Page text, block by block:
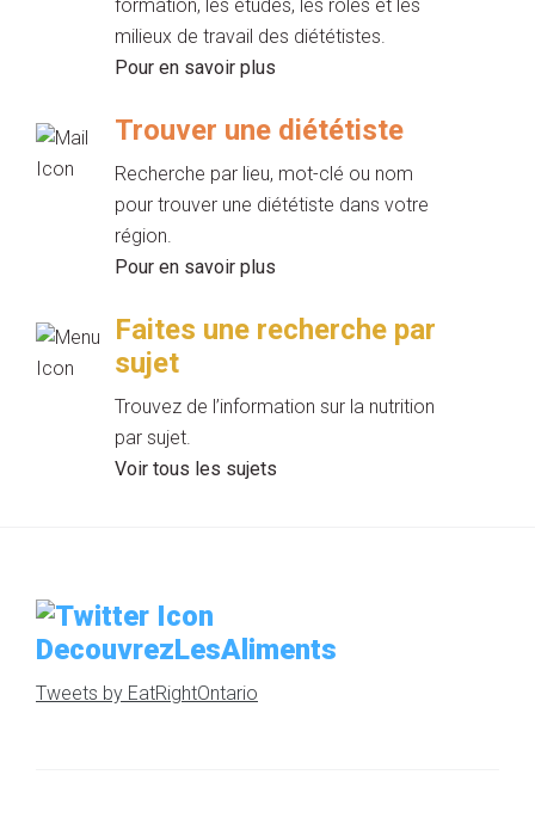
formation, les études, les rôles et les
milieux de travail des diététistes.
Pour en savoir plus
Trouver une diététiste
Recherche par lieu, mot-clé ou nom
pour trouver une diététiste dans votre
région.
Pour en savoir plus
Faites une recherche par
sujet
Trouvez de l’information sur la nutrition
par sujet.
Voir tous les sujets
DecouvrezLesAliments
Tweets by EatRightOntario